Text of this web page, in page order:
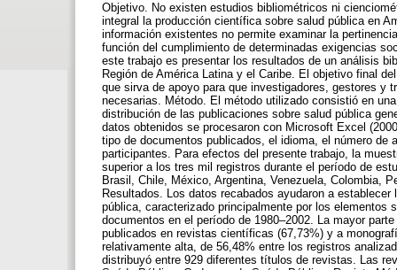
Objetivo. No existen estudios bibliométricos ni
integral la producción científica sobre salud pública en
información existentes no permite examinar la
función del cumplimiento de determinadas exigencias
este trabajo es presentar los resultados de un análisis
Región de América Latina y el Caribe. El objetivo final
que sirva de apoyo para que investigadores, gestores y
necesarias. Método. El método utilizado consistió en
distribución de las publicaciones sobre salud pública
datos obtenidos se procesaron con Microsoft Excel
tipo de documentos publicados, el idioma, el número
participantes. Para efectos del presente trabajo, la
superior a los tres mil registros durante el período de
Brasil, Chile, México, Argentina, Venezuela, Colombia,
Resultados. Los datos recabados ayudaron a
pública, caracterizado principalmente por los
documentos en el período de 1980–2002. La mayor
publicados en revistas científicas (67,73%) y a
relativamente alta, de 56,48% entre los registros
distribuyó entre 929 diferentes títulos de revistas. Las